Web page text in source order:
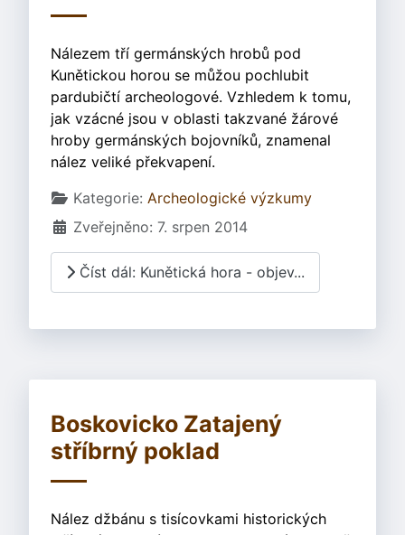
Nálezem tří germánských hrobů pod
Kunětickou horou se můžou pochlubit
pardubičtí archeologové. Vzhledem k tomu,
jak vzácné jsou v oblasti takzvané žárové
hroby germánských bojovníků, znamenal
nález veliké překvapení.
Základní údaje
Kategorie: Archeologické výzkumy
Zveřejněno: 7. srpen 2014
Číst dál: Kunětická hora - objev...
Boskovicko Zatajený
stříbrný poklad
Nález džbánu s tisícovkami historických